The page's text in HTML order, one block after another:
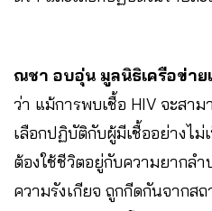
ณชา อบอุ่น มูลนิธิเครือข่าย
ว่า แม้การพบเชื้อ HIV จะสา
เลือกปฏิบัติกับผู้มีเชื้ออย่างไม่
ต้องใช้ชีวิตอยู่กับความยากล
ความรังเกียจ ถูกกีดกันจากส